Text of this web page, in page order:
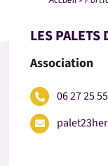
LES PALETS
Association
06 27 25